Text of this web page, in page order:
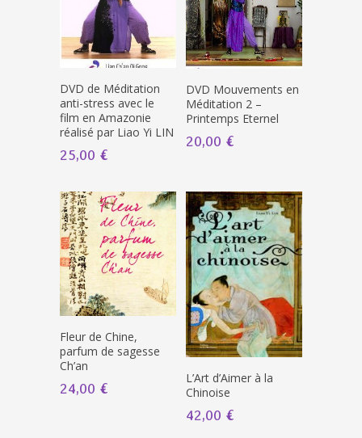
DVD de Méditation
anti-stress avec le
film en Amazonie
réalisé par Liao Yi LIN
25,00 €
DVD Mouvements en
Méditation 2 –
Printemps Eternel
20,00 €
Fleur de Chine,
parfum de sagesse
Ch’an
24,00 €
L’Art d’Aimer à la
Chinoise
42,00 €